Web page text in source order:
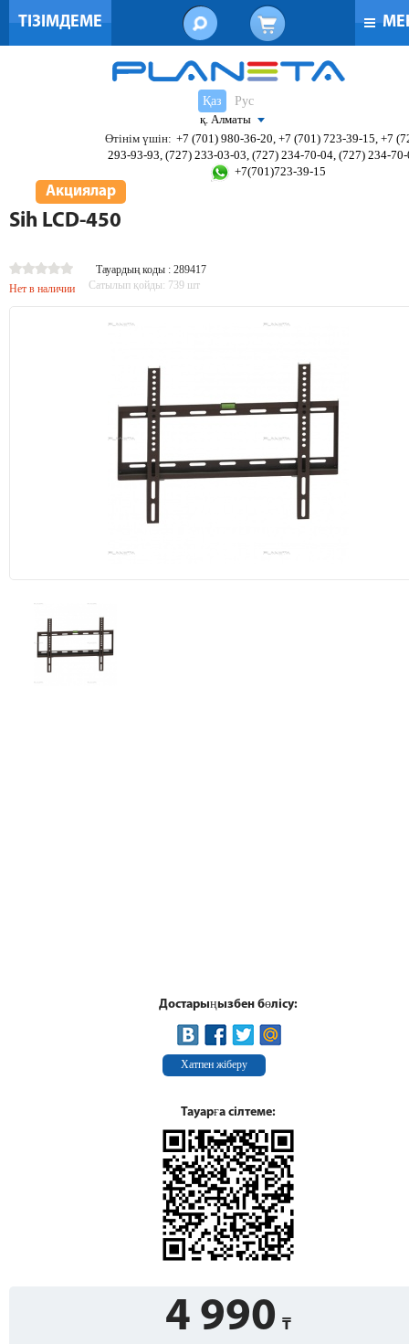
ТІЗІМДЕМЕ
Қаз
Рус
қ. Алматы
Өтінім үшін: +7 (701) 980-36-20, +7 (701) 723-39-15, +7
293-93-93, (727) 233-03-03, (727) 234-70-04, (727) 234-
+7(701)723-39-15
Акциялар
Sih LCD-450
Тауардың коды : 289417
Нет в наличии
Сатылып қойды: 739 шт
Достарыңызбен бөлісу:
Хатпен жіберу
Тауарға сілтеме:
4 990